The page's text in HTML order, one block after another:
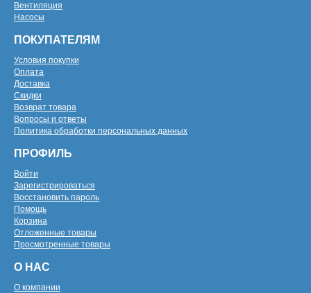
Вентиляция
Насосы
ПОКУПАТЕЛЯМ
Условия покупки
Оплата
Доставка
Скидки
Возврат товара
Вопросы и ответы
Политика обработки персональных данных
ПРОФИЛЬ
Войти
Зарегистрироваться
Восстановить пароль
Помощь
Корзина
Отложенные товары
Просмотренные товары
О НАС
О компании